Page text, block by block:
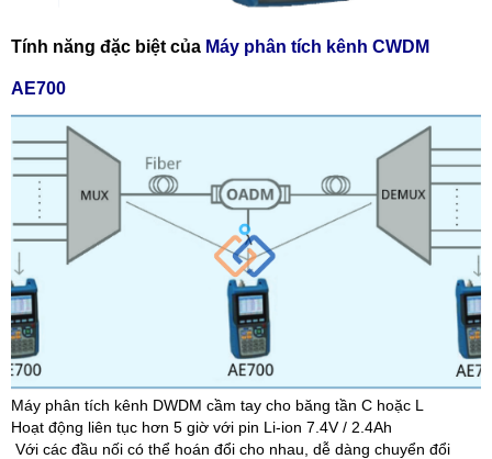
Tính năng đặc biệt của Máy phân tích kênh CWDM
AE700
Máy phân tích kênh DWDM cầm tay cho băng tần C hoặc L
Hoạt động liên tục hơn 5 giờ với pin Li-ion 7.4V / 2.4Ah
Với các đầu nối có thể hoán đổi cho nhau, dễ dàng chuyển đổi